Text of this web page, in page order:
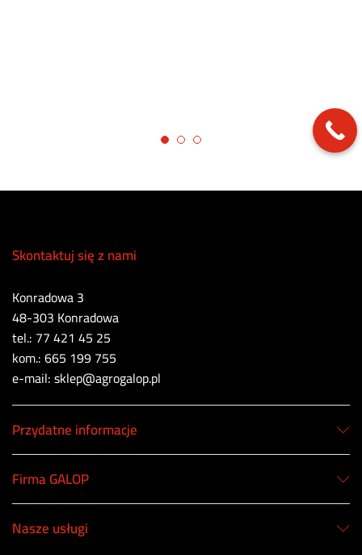
Skontaktuj się z nami
Konradowa 3
48-303 Konradowa
tel.: 77 421 45 25
kom.: 665 199 755
e-mail: sklep@agrogalop.pl
Przydatne informacje
Firma GALOP
Nasze usługi